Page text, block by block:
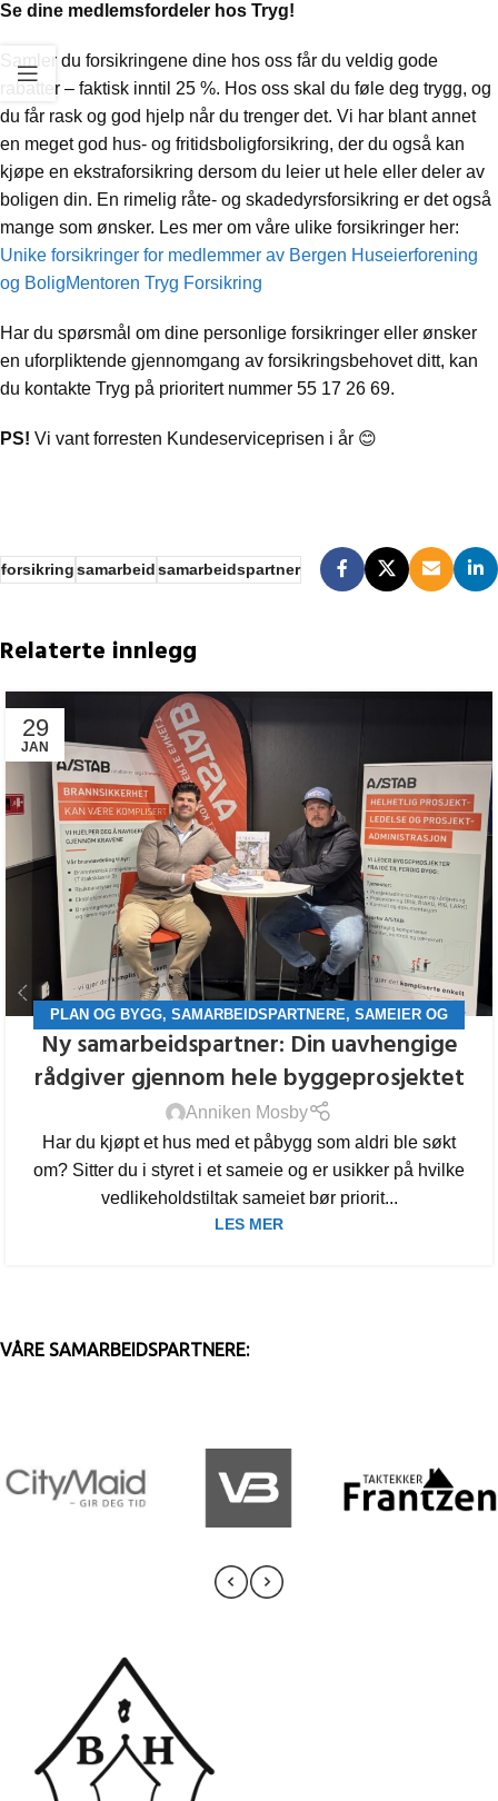
Se dine medlemsfordeler hos Tryg!
Samler du forsikringene dine hos oss får du veldig gode
rabatter – faktisk inntil 25 %. Hos oss skal du føle deg trygg, og
du får rask og god hjelp når du trenger det. Vi har blant annet
en meget god hus- og fritidsboligforsikring, der du også kan
kjøpe en ekstraforsikring dersom du leier ut hele eller deler av
boligen din. En rimelig råte- og skadedyrsforsikring er det også
mange som ønsker. Les mer om våre ulike forsikringer her:
Unike forsikringer for medlemmer av Bergen Huseierforening
og BoligMentoren Tryg Forsikring
Har du spørsmål om dine personlige forsikringer eller ønsker
en uforpliktende gjennomgang av forsikringsbehovet ditt, kan
du kontakte Tryg på prioritert nummer 55 17 26 69.
PS! Vi vant forresten Kundeserviceprisen i år 😊
forsikringsamarbeidsamarbeidspartner
Relaterte innlegg
29
JAN
PLAN OG BYGG, SAMARBEIDSPARTNERE, SAMEIER OG
BORETTSLAG
Ny samarbeidspartner: Din uavhengige
rådgiver gjennom hele byggeprosjektet
Anniken Mosby
Har du kjøpt et hus med et påbygg som aldri ble søkt
om? Sitter du i styret i et sameie og er usikker på hvilke
vedlikeholdstiltak sameiet bør priorit...
LES MER
VÅRE SAMARBEIDSPARTNERE: